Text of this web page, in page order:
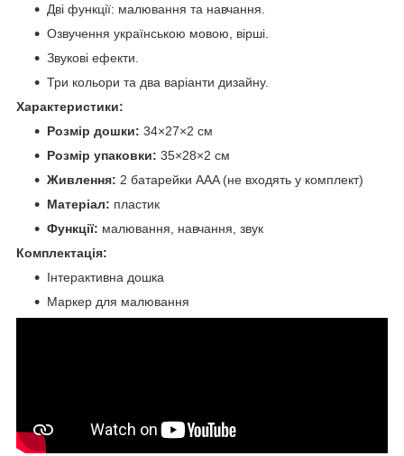
Дві функції: малювання та навчання.
Озвучення українською мовою, вірші.
Звукові ефекти.
Три кольори та два варіанти дизайну.
Характеристики:
Розмір дошки: 34×27×2 см
Розмір упаковки: 35×28×2 см
Живлення: 2 батарейки AAA (не входять у комплект)
Матеріал: пластик
Функції: малювання, навчання, звук
Комплектація:
Інтерактивна дошка
Маркер для малювання